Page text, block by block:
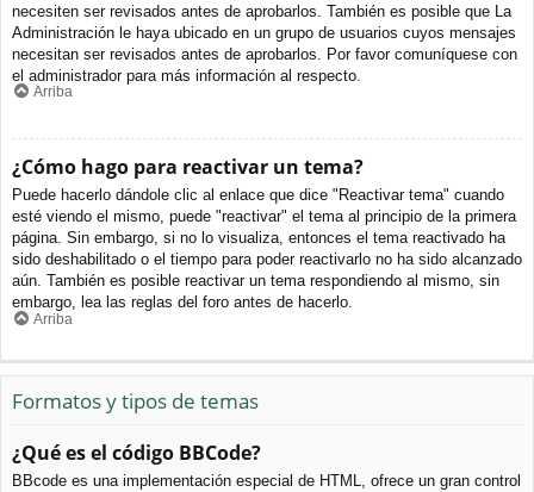
necesiten ser revisados antes de aprobarlos. También es posible que La
Administración le haya ubicado en un grupo de usuarios cuyos mensajes
necesitan ser revisados antes de aprobarlos. Por favor comuníquese con
el administrador para más información al respecto.
Arriba
¿Cómo hago para reactivar un tema?
Puede hacerlo dándole clic al enlace que dice "Reactivar tema" cuando
esté viendo el mismo, puede "reactivar" el tema al principio de la primera
página. Sin embargo, si no lo visualiza, entonces el tema reactivado ha
sido deshabilitado o el tiempo para poder reactivarlo no ha sido alcanzado
aún. También es posible reactivar un tema respondiendo al mismo, sin
embargo, lea las reglas del foro antes de hacerlo.
Arriba
Formatos y tipos de temas
¿Qué es el código BBCode?
BBcode es una implementación especial de HTML, ofrece un gran control